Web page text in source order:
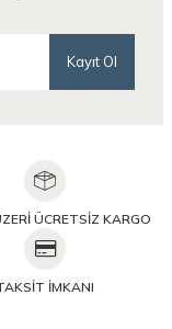
Kayıt Ol
ÜCRETSİZ KARGO
İMKANI